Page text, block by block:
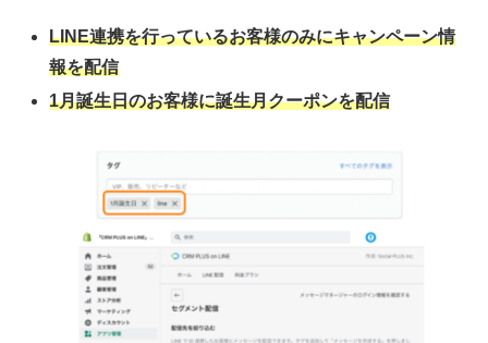
LINE連携を行っているお客様のみにキャンペーン情
報を配信
1月誕生日のお客様に誕生月クーポンを配信